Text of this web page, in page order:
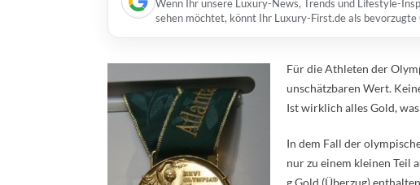
Wenn Ihr unsere Luxury-News, Trends und Lifestyle-
sehen möchtet, könnt Ihr Luxury-First.de als bevorzugte
Für die Athleten der
unschätzbaren Wert.
Ist wirklich alles Gold,
In dem Fall der
nur zu einem kleinen Teil
g Gold (Überzug)